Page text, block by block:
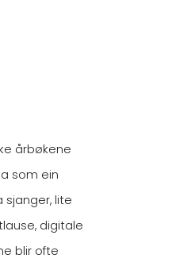
årbøkene
som ein
sjanger, lite
digitale
blir ofte